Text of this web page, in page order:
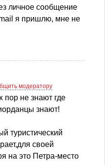
личное сообщение
я пришлю, мне не
модератору
пор не знают где
знают!
туристический
своей
на это Петра-место